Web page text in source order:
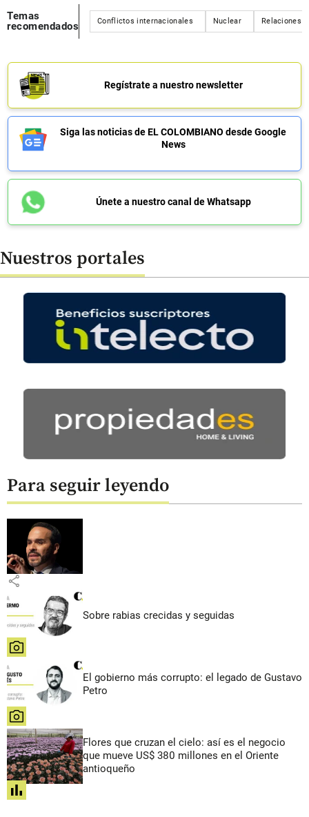
Temas
recomendados
Conflictos internacionales Nuclear Relaciones
Regístrate a nuestro newsletter
Siga las noticias de EL COLOMBIANO desde Google
News
Únete a nuestro canal de Whatsapp
Nuestros portales
Para seguir leyendo
share
Sobre rabias crecidas y seguidas
share
El gobierno más corrupto: el legado de Gustavo
Petro
share
Flores que cruzan el cielo: así es el negocio
que mueve US$ 380 millones en el Oriente
antioqueño
share